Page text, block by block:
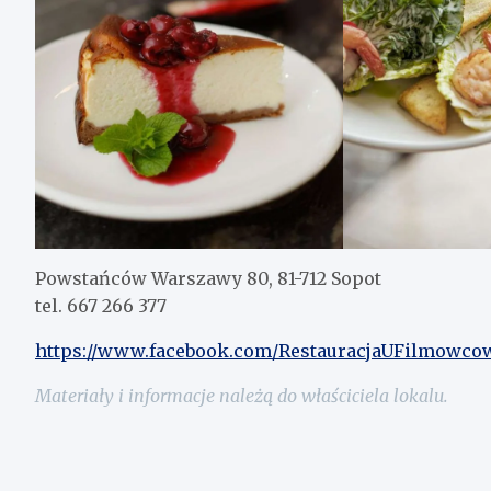
Powstańców Warszawy 80, 81-712 Sopot
tel. 667 266 377
https://www.facebook.com/
Materiały i informacje należą do właściciela lokalu.